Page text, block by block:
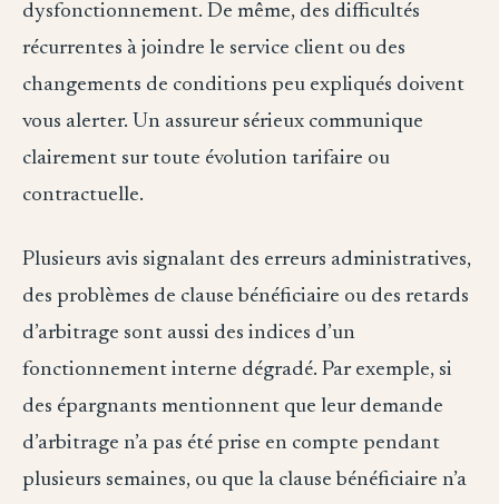
dysfonctionnement. De même, des difficultés
récurrentes à joindre le service client ou des
changements de conditions peu expliqués doivent
vous alerter. Un assureur sérieux communique
clairement sur toute évolution tarifaire ou
contractuelle.
Plusieurs avis signalant des erreurs administratives,
des problèmes de clause bénéficiaire ou des retards
d’arbitrage sont aussi des indices d’un
fonctionnement interne dégradé. Par exemple, si
des épargnants mentionnent que leur demande
d’arbitrage n’a pas été prise en compte pendant
plusieurs semaines, ou que la clause bénéficiaire n’a